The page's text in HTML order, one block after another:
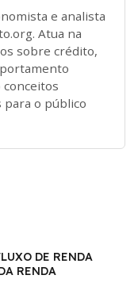
e analista
Atua na
sobre crédito,
para o público
DE RENDA
RENDA